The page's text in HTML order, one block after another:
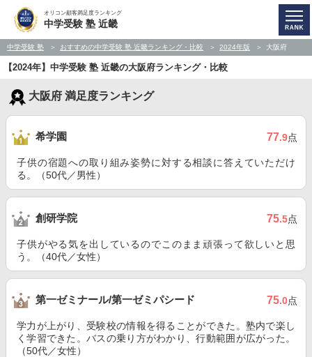
オリコン顧客満足度ランキング
中学受験 塾 近畿
中学受験 塾 おすすめの中学受験 塾 近畿ランキング・比較 2024年版 大阪府
【2024年】中学受験 塾 近畿の大阪府ランキング・比較
大阪府 満足度ランキング
希学園 77.9点
子供の宿題への取り組み姿勢に対する相談に答えていただけ
る。（50代／男性）
創研学院 75.5点
子供がやる気を出しているのでこのまま頑張って欲しいと思
う。（40代／女性）
第一ゼミナール/第一ゼミパシード 75.0点
学力が上がり、受験校の情報を得ることができた。塾内で楽し
く学習できた。バスの乗り方がわかり、行動範囲が広がった。
（50代／女性）